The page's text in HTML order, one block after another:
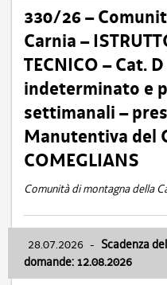
330/26 –
Carnia –
TECNICO – Cat.
indeterminato e
settimanali –
Manutentiva del
COMEGLIANS
Comunità di montagna della
28.07.2026 - Scadenza
domande: 12.08.2026